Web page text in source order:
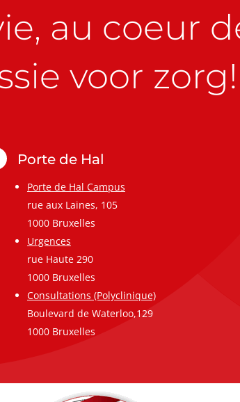
au coeur
voor zorg!
Porte de Hal
Porte de Hal Campus
rue aux Laines, 105
1000 Bruxelles
Urgences
rue Haute 290
1000 Bruxelles
Consultations (Polyclinique)
Boulevard de Waterloo,129
1000 Bruxelles